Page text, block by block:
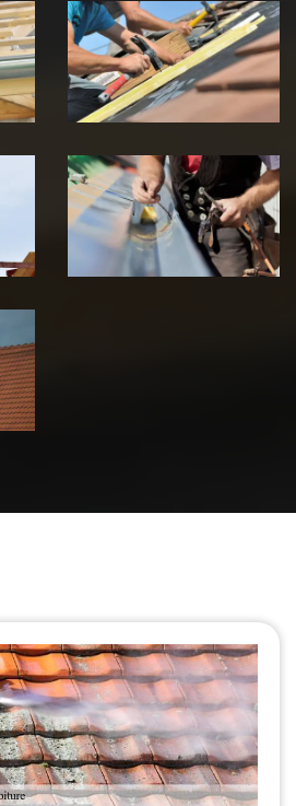
Réparation de
toiture 39
Jura
Travaux de
zinguerie 39
Jura